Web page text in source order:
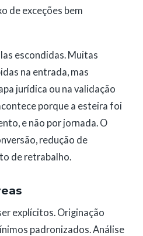
de exceções bem
escondidas. Muitas
na entrada, mas
jurídica ou na validação
porque a esteira foi
e não por jornada. O
redução de
de retrabalho.
explícitos. Originação
padronizados. Análise